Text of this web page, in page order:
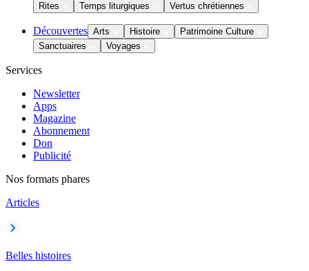
Rites
Temps liturgiques Vertus chrétiennes
Découvertes Arts Histoire
Patrimoine Culture
Sanctuaires
Voyages
Services
Newsletter
Apps
Magazine
Abonnement
Don
Publicité
Nos formats phares
Articles
Belles histoires